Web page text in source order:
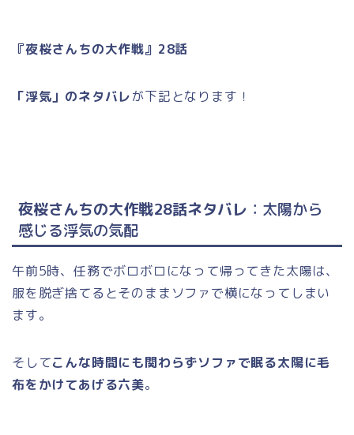
『夜桜さんちの大作戦』28話
「浮気」のネタバレが下記となります！
夜桜さんちの大作戦28話ネタバレ ：太陽から
感じる浮気の気配
午前5時、任務でボロボロになって帰ってきた太陽は、
服を脱ぎ捨てるとそのままソファで横になってしまい
ます。
そしてこんな時間にも関わらずソファで眠る太陽に毛
布をかけてあげる六美。